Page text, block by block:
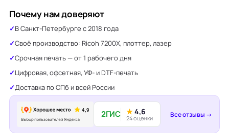
Почему нам доверяют
В Санкт-Петербурге с 2018 года
Своё производство: Ricoh 7200X, плоттер, лазер
Срочная печать — от 1 рабочего дня
Цифровая, офсетная, УФ- и DTF-печать
Доставка по СПб и всей России
2ГИС ★4,6
24 оценки Все отзывы →